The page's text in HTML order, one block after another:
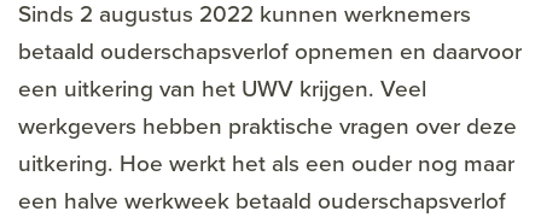
Sinds 2 augustus 2022 kunnen werknemers
betaald ouderschapsverlof opnemen en daarvoor
een uitkering van het UWV krijgen. Veel
werkgevers hebben praktische vragen over deze
uitkering. Hoe werkt het als een ouder nog maar
een halve werkweek betaald ouderschapsverlof